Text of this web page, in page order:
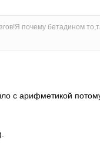
почему бетадином
с арифметикой